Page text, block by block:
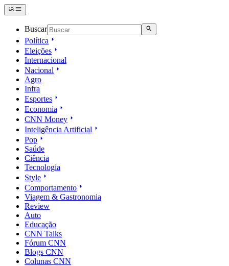
Buscar
Política
Eleições
Internacional
Nacional
Agro
Infra
Esportes
Economia
CNN Money
Inteligência Artificial
Pop
Saúde
Ciência
Tecnologia
Style
Comportamento
Viagem & Gastronomia
Review
Auto
Educação
CNN Talks
Fórum CNN
Blogs CNN
Colunas CNN